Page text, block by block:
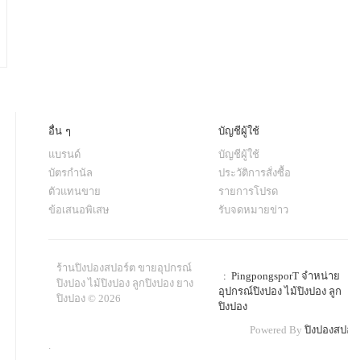
อื่น ๆ
แบรนด์
บัตรกำนัล
ตัวแทนขาย
ข้อเสนอพิเสษ
บัญชีผู้ใช้
บัญชีผู้ใช้
ประวัติการสั่งซื้อ
รายการโปรด
รับจดหมายข่าว
ร้านปิงปองสปอร์ต ขายอุปกรณ์
ปิงปอง ไม้ปิงปอง ลูกปิงปอง ยาง
ปิงปอง © 2026
: PingpongsporT จำหน่าย
อุปกรณ์ปิงปอง ไม้ปิงปอง ลูก
ปิงปอง
Powered By ปิงปองส
.